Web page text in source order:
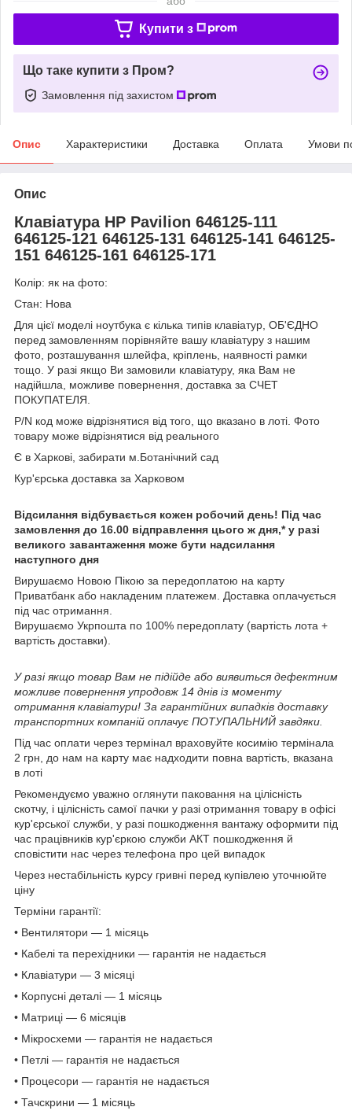
Купити з
Що таке купити з Пром?
Замовлення під захистом
Опис Характеристики Доставка Оплата Умови
Опис
Клавіатура HP Pavilion 646125-111
646125-121 646125-131 646125-141 646125-
151 646125-161 646125-171
Колір: як на фото:
Стан: Нова
Для цієї моделі ноутбука є кілька типів клавіатур, ОБ'ЄДНО
перед замовленням порівняйте вашу клавіатуру з нашим
фото, розташування шлейфа, кріплень, наявності рамки
тощо. У разі якщо Ви замовили клавіатуру, яка Вам не
надійшла, можливе повернення, доставка за СЧЕТ
ПОКУПАТЕЛЯ.
P/N код може відрізнятися від того, що вказано в лоті. Фото
товару може відрізнятися від реального
Є в Харкові, забирати м.Ботанічний сад
Кур'єрська доставка за Харковом
Відсилання відбувається кожен робочий день! Під час
замовлення до 16.00 відправлення цього ж дня,* у разі
великого завантаження може бути надсилання
наступного дня
Вирушаємо Новою Пікою за передоплатою на карту
Приватбанк або накладеним платежем. Доставка оплачується
під час отримання.
Вирушаємо Укрпошта по 100% передоплату (вартість лота +
вартість доставки).
У разі якщо товар Вам не підійде або виявиться дефектним
можливе повернення упродовж 14 днів із моменту
отримання клавіатури! За гарантійних випадків доставку
транспортних компаній оплачує ПОТУПАЛЬНИЙ завдяки.
Під час оплати через термінал враховуйте косимію термінала
2 грн, до нам на карту має надходити повна вартість, вказана
в лоті
Рекомендуємо уважно оглянути паковання на цілісність
скотчу, і цілісність самої пачки у разі отримання товару в офісі
кур'єрської служби, у разі пошкодження вантажу оформити під
час працівників кур'єркою служби АКТ пошкодження й
сповістити нас через телефона про цей випадок
Через нестабільність курсу гривні перед купівлею уточнюйте
ціну
Терміни гарантії:
• Вентилятори — 1 місяць
• Кабелі та перехідники — гарантія не надається
• Клавіатури — 3 місяці
• Корпусні деталі — 1 місяць
• Матриці — 6 місяців
• Мікросхеми — гарантія не надається
• Петлі — гарантія не надається
• Процесори — гарантія не надається
• Тачскрини — 1 місяць